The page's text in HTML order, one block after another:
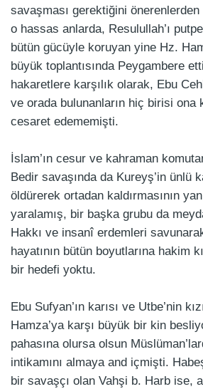
savaşması gerektiğini
o hassas anlarda, Resulullah’ı
bütün gücüyle koruyan yine Hz.
büyük toplantısında Peygambere
hakaretlere karşılık olarak, Ebu
ve orada bulunanların hiç birisi ona
cesaret edememişti.
İslam’ın cesur ve kahraman
Bedir savaşında da Kureyş’in ünlü
öldürerek ortadan kaldırmasının
yaralamış, bir başka grubu da
Hakkı ve insanî erdemleri
hayatının bütün boyutlarına hakim
bir hedefi yoktu.
Ebu Sufyan’ın karısı ve Utbe’nin
Hamza’ya karşı büyük bir kin
pahasına olursa olsun
intikamını almaya and içmişti.
bir savaşçı olan Vahşi b. Harb ise,